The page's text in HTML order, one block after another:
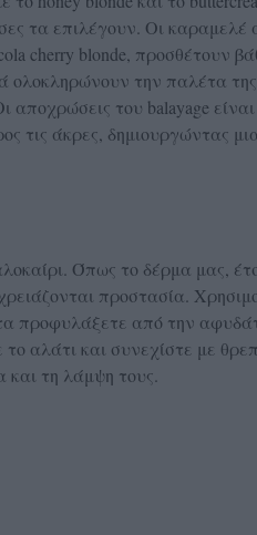
τα επιλέγουν. Οι καραμελέ
cherry blonde, προσθέτουν
την παλέτα της
αποχρώσεις του balayage
τις άκρες, δημιουργώντας
Όπως το δέρμα μας,
προστασία.
προφυλάξετε από την
αλάτι και συνεχίστε με
τη λάμψη τους.